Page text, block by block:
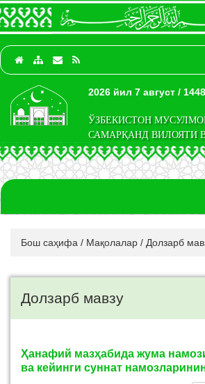
2026 йил 7 август /
ЎЗБЕКИСТОН
САМАРҚАНД ВИЛОЯТИ
Бош саҳифа / Мақолалар / Долзарб
Долзарб мавзу
Ҳанафий мазҳабида жума
ва кейинги суннат